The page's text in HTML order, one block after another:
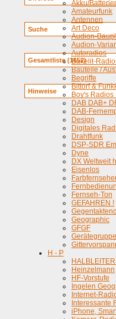
Akku/
Amateurfunk
Antennen
Art Deco
Audion-
Audion-
Autoradios
Bakelit-
Bauteile /
Begriffe
Bittorf &
Boy's Radios
DAB DAB+
DAB-
Design
Digitales
Drahtfunk
DSP-SDR
Dyne
DX Weltweit
Eisenlos
Fernseh-Ton
GEFAHREN !
Geographic
GFGF
H - P
Heinzelmann
HF-Vorstufe
Ingelen
Internet-
Interessante
iPhone,
Suche
Gesamtliste (1652)
Hinweise